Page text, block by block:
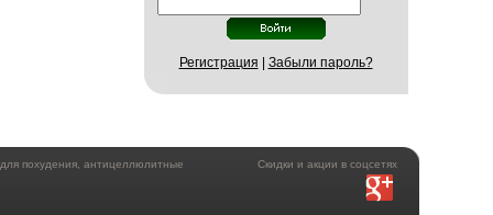
Регистрация Забыли пароль?
Скидки и акции в соцсетях
похудения, антицеллюлитные